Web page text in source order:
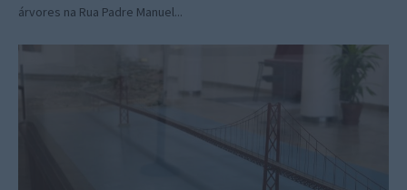
árvores na Rua Padre Manuel...